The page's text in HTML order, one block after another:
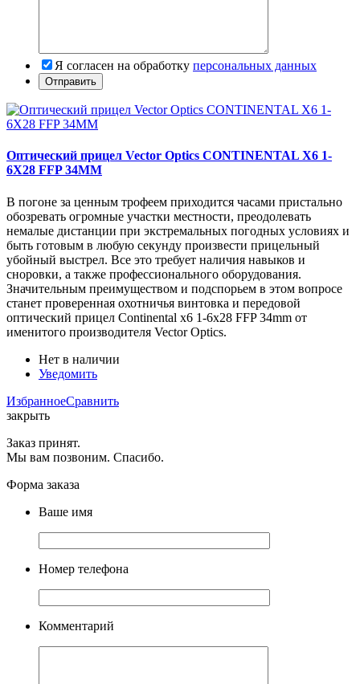
Я согласен на обработку персональных данных
Оптический прицел Vector Optics CONTINENTAL X6 1-
6X28 FFP 34MM
В погоне за ценным трофеем приходится часами пристально
обозревать огромные участки местности, преодолевать
немалые дистанции при экстремальных погодных условиях и
быть готовым в любую секунду произвести прицельный
убойный выстрел. Все это требует наличия навыков и
сноровки, а также профессионального оборудования.
Значительным преимуществом и подспорьем в этом вопросе
станет проверенная охотничья винтовка и передовой
оптический прицел Continental x6 1-6x28 FFP 34mm от
именитого производителя Vector Optics.
Нет в наличии
Уведомить
ИзбранноеСравнить
закрыть
Заказ принят.
Мы вам позвоним. Спасибо.
Форма заказа
Ваше имя
Номер телефона
Комментарий